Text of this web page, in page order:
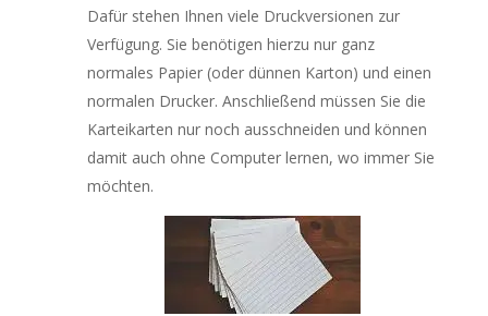
Dafür stehen Ihnen viele Druckversionen zur
Verfügung. Sie benötigen hierzu nur ganz
normales Papier (oder dünnen Karton) und einen
normalen Drucker. Anschließend müssen Sie die
Karteikarten nur noch ausschneiden und können
damit auch ohne Computer lernen, wo immer Sie
möchten.